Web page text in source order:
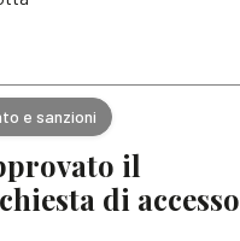
e sanzioni
il
di accesso